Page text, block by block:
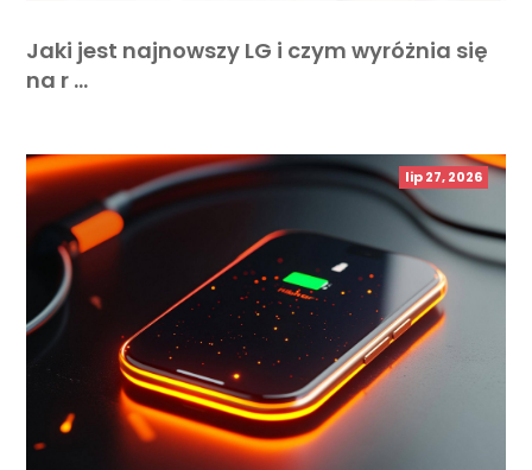
Jaki jest najnowszy LG i czym wyróżnia się
na r …
lip 27, 2026